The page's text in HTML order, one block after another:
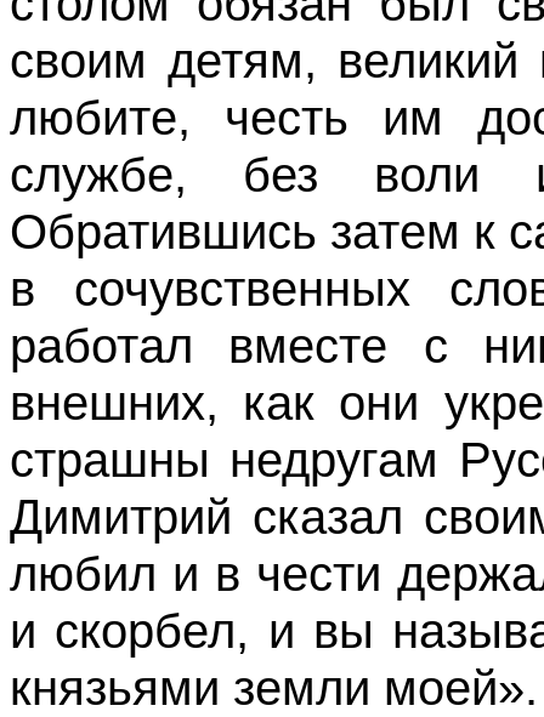
своим детям, великий
любите, честь им
службе, без воли
Обратившись затем к
в сочувственных
работал вместе с
внешних, как они
страшны недругам
Димитрий сказал
любил и в чести
и скорбел, и вы
князьями земли моей».